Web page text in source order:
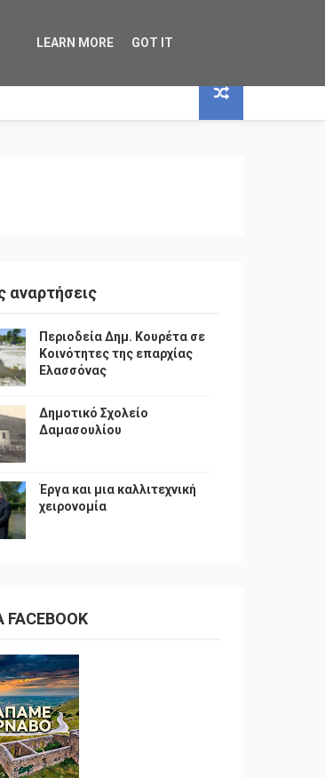
αναρτήσεις
Περιοδεία Δημ. Κουρέτα σε
Κοινότητες της επαρχίας
Ελασσόνας
Δημοτικό Σχολείο
Δαμασουλίου
Έργα και μια καλλιτεχνική
χειρονομία
LEARN MORE GOT IT